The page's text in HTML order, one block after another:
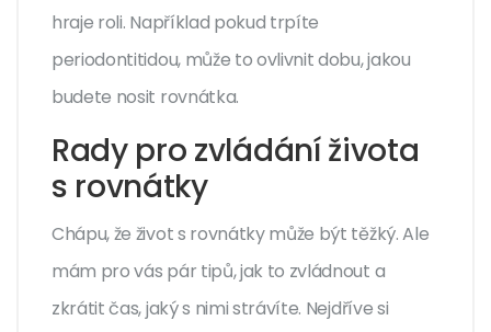
hraje roli. Například pokud trpíte
periodontitidou, může to ovlivnit dobu, jakou
budete nosit rovnátka.
Rady pro zvládání života
s rovnátky
Chápu, že život s rovnátky může být těžký. Ale
mám pro vás pár tipů, jak to zvládnout a
zkrátit čas, jaký s nimi strávíte. Nejdříve si